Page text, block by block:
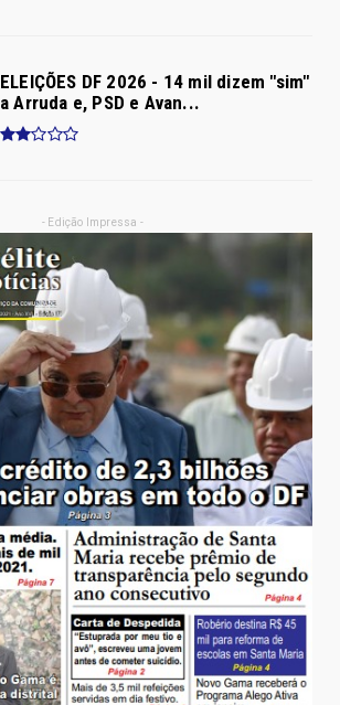
ELEIÇÕES DF 2026 - 14 mil dizem "sim"
a Arruda e, PSD e Avan...
- Edição Impressa -